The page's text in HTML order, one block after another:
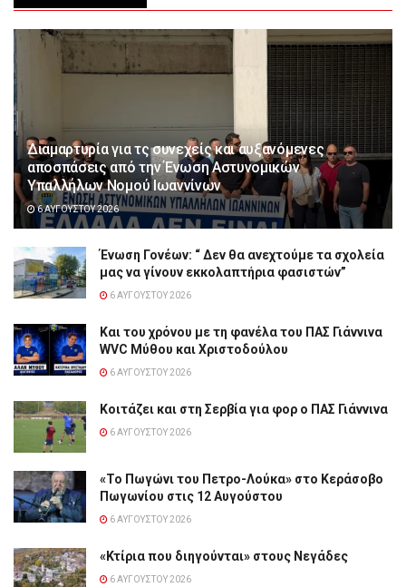
Διαμαρτυρία για τς συνεχείς και αυξανόμενες
αποσπάσεις από την Ένωση Αστυνομικών
Υπαλλήλων Νομού Ιωαννίνων
6 ΑΥΓΟΎΣΤΟΥ 2026
Ένωση Γονέων: “ Δεν θα ανεχτούμε τα σχολεία
μας να γίνουν εκκολαπτήρια φασιστών”
6 ΑΥΓΟΎΣΤΟΥ 2026
Και του χρόνου με τη φανέλα του ΠΑΣ Γιάννινα
WVC Μύθου και Χριστοδούλου
6 ΑΥΓΟΎΣΤΟΥ 2026
Κοιτάζει και στη Σερβία για φορ ο ΠΑΣ Γιάννινα
6 ΑΥΓΟΎΣΤΟΥ 2026
«Το Πωγώνι του Πετρο-Λούκα» στο Κεράσοβο
Πωγωνίου στις 12 Αυγούστου
6 ΑΥΓΟΎΣΤΟΥ 2026
«Κτίρια που διηγούνται» στους Νεγάδες
6 ΑΥΓΟΎΣΤΟΥ 2026